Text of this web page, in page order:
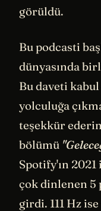
görüldü.
Bu podcasti
dünyasında
Bu daveti
yolculuğa
teşekkür
bölümü
Spotify'ın
çok dinlenen 5
girdi. 111 Hz